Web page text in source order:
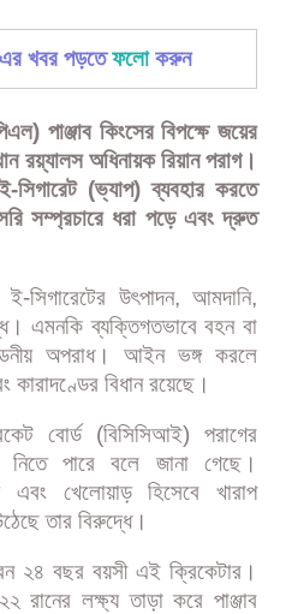
খবর পড়তেফলোকরুন
পাঞ্জাব কিংসের বিপক্ষে জয়ের
রয়্যালস অধিনায়ক রিয়ান পরাগ।
সিগারেট (ভ্যাপ) ব্যবহার করতে
সম্প্রচারে ধরা পড়ে এবং দ্রুত
উৎপাদন, আমদানি,
এমনকি ব্যক্তিগতভাবে বহন বা
অপরাধ। আইন ভঙ্গ করলে
কারাদণ্ডের বিধান রয়েছে।
বোর্ড (বিসিসিআই) পরাগের
নিতে পারে বলে জানা গেছে।
খেলোয়াড় হিসেবে খারাপ
তার বিরুদ্ধে।
২৪ বছর বয়সী এই ক্রিকেটার।
রানের লক্ষ্য তাড়া করে পাঞ্জাব